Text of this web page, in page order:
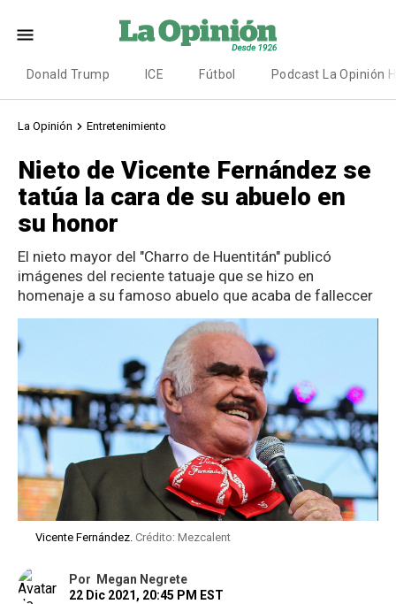
Donald Trump ICE Fútbol Podcast La Opinión
La Opinión Entretenimiento
Nieto de Vicente Fernández se
tatúa la cara de su abuelo en
su honor
El nieto mayor del "Charro de Huentitán" publicó
imágenes del reciente tatuaje que se hizo en
homenaje a su famoso abuelo que acaba de falleccer
Vicente Fernández. Crédito: Mezcalent
Por
Megan Negrete
22 Dic 2021, 20:45 PM EST